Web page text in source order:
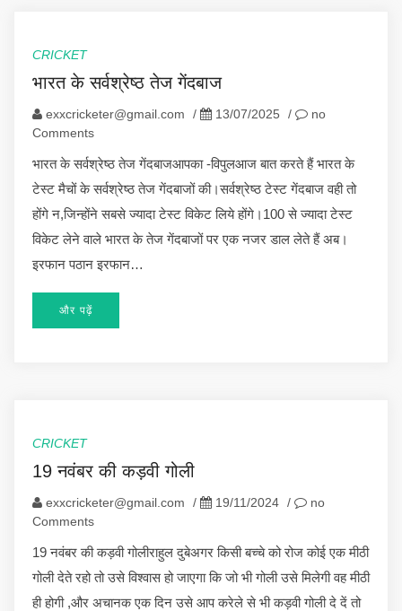
CRICKET
भारत के सर्वश्रेष्ठ तेज गेंदबाज
exxcricketer@gmail.com / 13/07/2025 /
no
Comments
भारत के सर्वश्रेष्ठ तेज गेंदबाजआपका -विपुलआज बात करते हैं भारत के
टेस्ट मैचों के सर्वश्रेष्ठ तेज गेंदबाजों की।सर्वश्रेष्ठ टेस्ट गेंदबाज वही तो
होंगे न,जिन्होंने सबसे ज्यादा टेस्ट विकेट लिये होंगे।100 से ज्यादा टेस्ट
विकेट लेने वाले भारत के तेज गेंदबाजों पर एक नजर डाल लेते हैं अब।
इरफान पठान इरफान…
और पढ़ें
CRICKET
19 नवंबर की कड़वी गोली
exxcricketer@gmail.com / 19/11/2024 /
no
Comments
19 नवंबर की कड़वी गोलीराहुल दुबेअगर किसी बच्चे को रोज कोई एक मीठी
गोली देते रहो तो उसे विश्वास हो जाएगा कि जो भी गोली उसे मिलेगी वह मीठी
ही होगी ,और अचानक एक दिन उसे आप करेले से भी कड़वी गोली दे दें तो